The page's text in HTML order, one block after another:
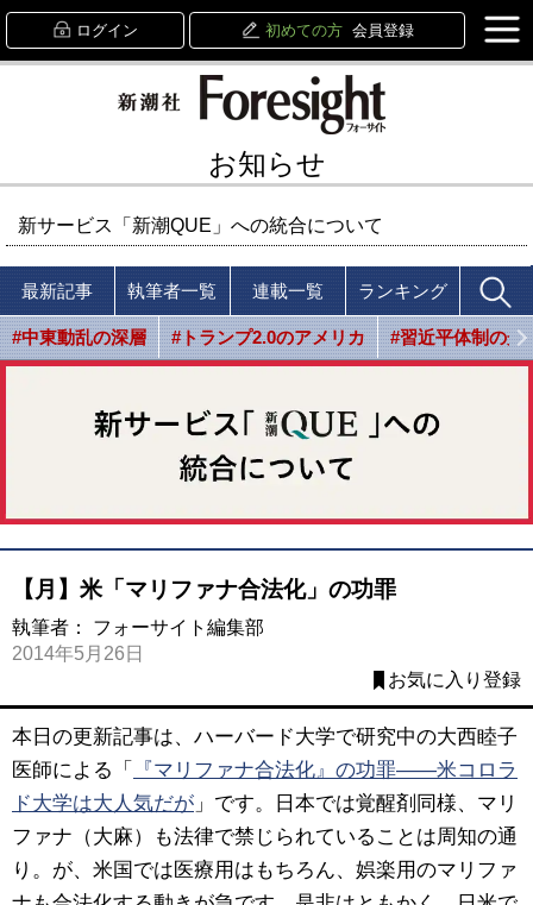
ログイン 初めての方 会員登録
お知らせ
新サービス「新潮QUE」への統合について
最新記事 執筆者一覧 連載一覧 ランキング
#中東動乱の深層 #トランプ2.0のアメリカ #習近平体制の光
【月】米「マリファナ合法化」の功罪
執筆者： フォーサイト編集部
2014年5月26日
お気に入り登録
本日の更新記事は、ハーバード大学で研究中の大西睦子
医師による「
『マリファナ合法化』の功罪――米コロラ
ド大学は大人気だが 」です。日本では覚醒剤同様、マリ
ファナ（大麻）も法律で禁じられていることは周知の通
り。が、米国では医療用はもちろん、娯楽用のマリファ